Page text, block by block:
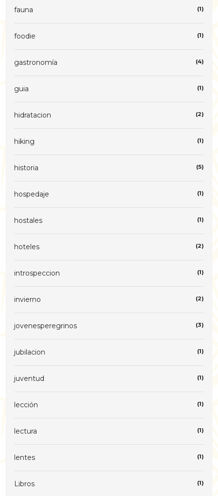
fauna (1)
foodie (1)
gastronomía (4)
guia (1)
hidratacion (2)
hiking (1)
historia (5)
hospedaje (1)
hostales (1)
hoteles (2)
introspeccion (1)
invierno (2)
jovenesperegrinos (3)
jubilacion (1)
juventud (1)
lección (1)
lectura (1)
lentes (1)
Libros (1)